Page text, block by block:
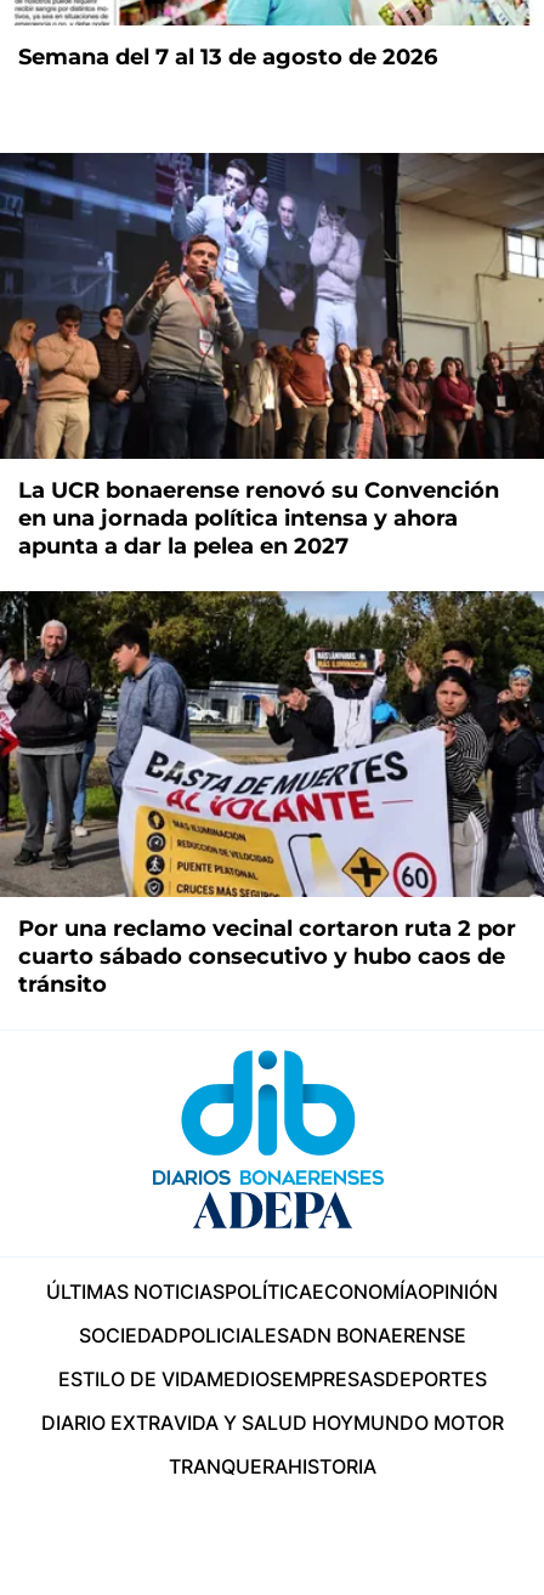
Semana del 7 al 13 de agosto de 2026
La UCR bonaerense renovó su Convención
en una jornada política intensa y ahora
apunta a dar la pelea en 2027
Por una reclamo vecinal cortaron ruta 2 por
cuarto sábado consecutivo y hubo caos de
tránsito
ÚLTIMAS NOTICIASPOLÍTICAECONOMÍAOPINIÓN
SOCIEDADPOLICIALESADN BONAERENSE
ESTILO DE VIDAMEDIOSEMPRESASDEPORTES
DIARIO EXTRAVIDA Y SALUD HOYMUNDO MOTOR
TRANQUERAHISTORIA